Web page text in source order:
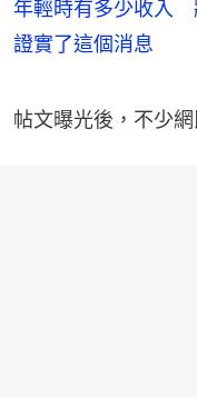
年輕時有多少收入
證實了這個消息
帖文曝光後，不少